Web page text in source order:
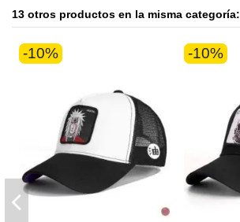
13 otros productos en la misma categoría:
-10% -10%